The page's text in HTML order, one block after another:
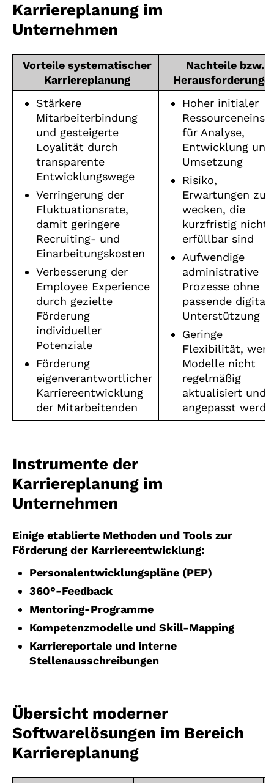
Karriereplanung im
Unternehmen
Vorteile systematischer
Karriereplanung
Nachteile bzw.
Stärkere
Mitarbeiterbindung
und gesteigerte
Loyalität durch
transparente
Entwicklungswege
Verringerung der
Fluktuationsrate,
damit geringere
Recruiting- und
Einarbeitungskosten
Verbesserung der
Employee Experience
durch gezielte
Förderung
individueller
Potenziale
Förderung
eigenverantwortlicher
Karriereentwicklung
der Mitarbeitenden
Hoher initialer
für Analyse,
Entwicklung und
Umsetzung
Risiko,
Erwartungen zu
wecken, die
kurzfristig nicht
erfüllbar sind
Aufwendige
administrative
Prozesse ohne
passende
Unterstützung
Geringe
Flexibilität,
Modelle nicht
regelmäßig
aktualisiert und
angepasst
Instrumente der
Karriereplanung im
Unternehmen
Einige etablierte Methoden und Tools zur
Förderung der Karriereentwicklung:
Personalentwicklungspläne (PEP)
360°-Feedback
Mentoring-Programme
Kompetenzmodelle und Skill-Mapping
Karriereportale und interne
Stellenausschreibungen
Übersicht moderner
Softwarelösungen im Bereich
Karriereplanung